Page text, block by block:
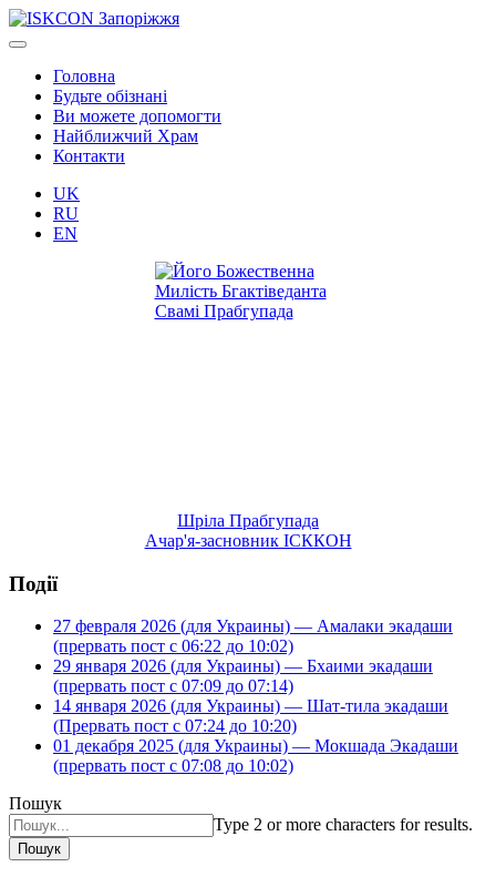
Головна
Будьте обізнані
Ви можете допомогти
Найближчий Храм
Контакти
UK
RU
EN
Шріла Прабгупада
Ачар'я-засновник ІСККОН
Події
27 февраля 2026 (для Украины) — Амалаки экадаши
(прервать пост с 06:22 до 10:02)
29 января 2026 (для Украины) — Бхаими экадаши
(прервать пост с 07:09 до 07:14)
14 января 2026 (для Украины) — Шат-тила экадаши
(Прервать пост с 07:24 до 10:20)
01 декабря 2025 (для Украины) — Мокшада Экадаши
(прервать пост с 07:08 до 10:02)
Пошук
Type 2 or more characters for results.
Пошук